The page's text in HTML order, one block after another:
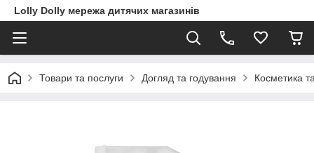
Lolly Dolly мережа дитячих магазинів
Товари та послуги Догляд та годування Косметика